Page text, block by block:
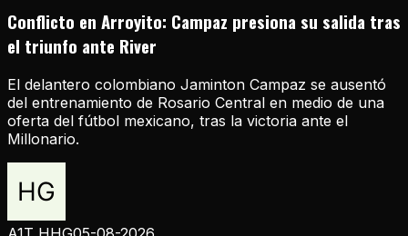
Conflicto en Arroyito: Campaz presiona su salida tras
el triunfo ante River
El delantero colombiano Jaminton Campaz se ausentó
del entrenamiento de Rosario Central en medio de una
oferta del fútbol mexicano, tras la victoria ante el
Millonario.